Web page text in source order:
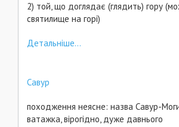
2) той, що доглядає (глядить) гору
святилище на горі)
Детальніше...
Савур
походження неясне: назва Савур-
ватажка, вірогідно, дуже давнього